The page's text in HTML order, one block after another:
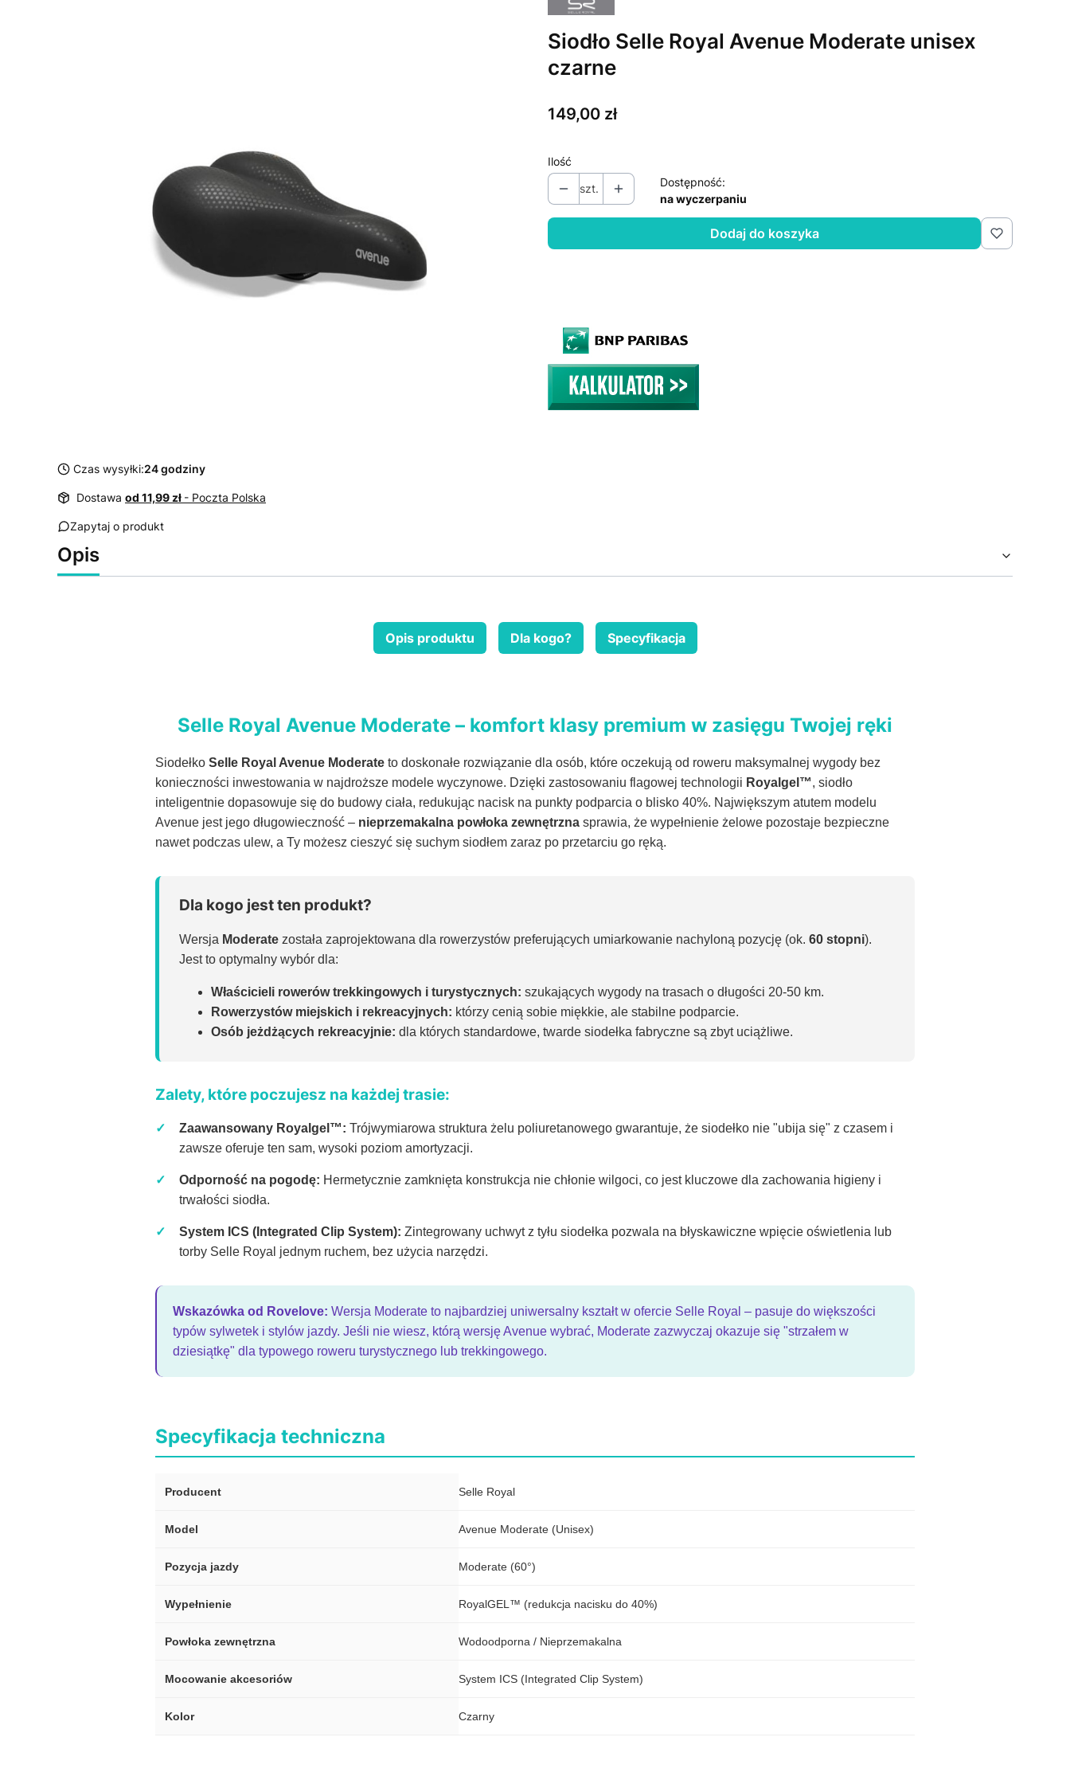
Czas wysyłki:24 godziny
Dostawa od 11,99 zł - Poczta Polska
Zapytaj o produkt
Siodło Selle Royal Avenue Moderate unisex
czarne
Cena
149,00 zł
Ilość
szt.
Dostępność:
na wyczerpaniu
Dodaj do koszyka
Opis
Opis produktu Dla kogo? Specyfikacja
Selle Royal Avenue Moderate – komfort klasy premium w zasięgu Twojej ręki
Siodełko Selle Royal Avenue Moderateto doskonałe rozwiązanie dla osób, które oczekują od roweru maksymalnej wygody bez
konieczności inwestowania w najdroższe modele wyczynowe. Dzięki zastosowaniu flagowej technologii Royalgel™, siodło
inteligentnie dopasowuje się do budowy ciała, redukując nacisk na punkty podparcia o blisko 40%. Największym atutem modelu
Avenue jest jego długowieczność – nieprzemakalna powłoka zewnętrznasprawia, że wypełnienie żelowe pozostaje bezpieczne
nawet podczas ulew, a Ty możesz cieszyć się suchym siodłem zaraz po przetarciu go ręką.
Dla kogo jest ten produkt?
Wersja Moderatezostała zaprojektowana dla rowerzystów preferujących umiarkowanie nachyloną pozycję (ok. 60 stopni).
Jest to optymalny wybór dla:
Właścicieli rowerów trekkingowych i turystycznych: szukających wygody na trasach o długości 20-50 km.
Rowerzystów miejskich i rekreacyjnych: którzy cenią sobie miękkie, ale stabilne podparcie.
Osób jeżdżących rekreacyjnie: dla których standardowe, twarde siodełka fabryczne są zbyt uciążliwe.
Zalety, które poczujesz na każdej trasie:
✓ Zaawansowany Royalgel™: Trójwymiarowa struktura żelu poliuretanowego gwarantuje, że siodełko nie "ubija się" z czasem i
zawsze oferuje ten sam, wysoki poziom amortyzacji.
✓ Odporność na pogodę: Hermetycznie zamknięta konstrukcja nie chłonie wilgoci, co jest kluczowe dla zachowania higieny i
trwałości siodła.
✓ System ICS (Integrated Clip System): Zintegrowany uchwyt z tyłu siodełka pozwala na błyskawiczne wpięcie oświetlenia lub
torby Selle Royal jednym ruchem, bez użycia narzędzi.
Wskazówka od Rovelove: Wersja Moderate to najbardziej uniwersalny kształt w ofercie Selle Royal – pasuje do większości
typów sylwetek i stylów jazdy. Jeśli nie wiesz, którą wersję Avenue wybrać, Moderate zazwyczaj okazuje się "strzałem w
dziesiątkę" dla typowego roweru turystycznego lub trekkingowego.
Specyfikacja techniczna
Producent Selle Royal
Model Avenue Moderate (Unisex)
Pozycja jazdy Moderate (60°)
Wypełnienie RoyalGEL™ (redukcja nacisku do 40%)
Powłoka zewnętrzna Wodoodporna / Nieprzemakalna
Mocowanie akcesoriów System ICS (Integrated Clip System)
Kolor Czarny